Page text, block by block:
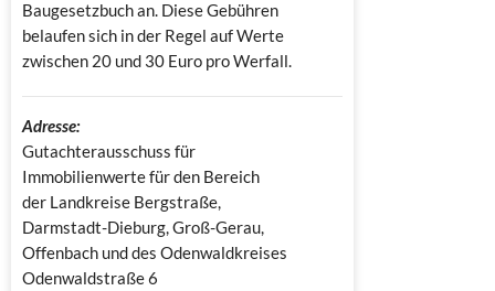
Baugesetzbuch an. Diese Gebühren
belaufen sich in der Regel auf Werte
zwischen 20 und 30 Euro pro Werfall.
Adresse:
Gutachterausschuss für
Immobilienwerte für den Bereich
der Landkreise Bergstraße,
Darmstadt-Dieburg, Groß-Gerau,
Offenbach und des Odenwaldkreises
Odenwaldstraße 6